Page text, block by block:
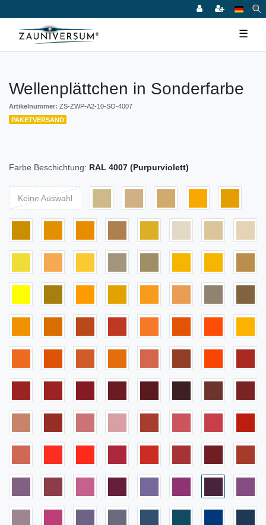
☰
Wellenplättchen in Sonderfarbe
Artikelnummer: ZS-ZWP-A2-10-SO-4007
PAKETVERSAND
Farbe Beschichtung: RAL 4007 (Purpurviolett)
Keine Auswahl